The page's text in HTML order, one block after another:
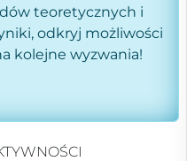
teoretycznych i
odkryj możliwości
kolejne wyzwania!